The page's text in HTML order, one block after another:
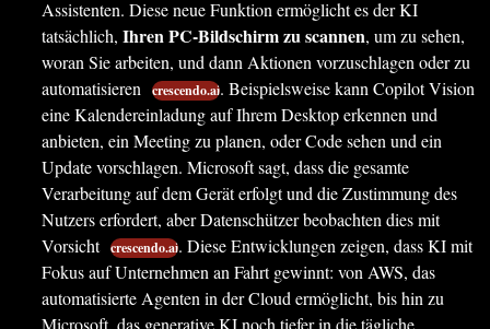
Assistenten. Diese neue Funktion ermöglicht es der KI
tatsächlich, Ihren PC-Bildschirm zu scannen, um zu sehen,
woran Sie arbeiten, und dann Aktionen vorzuschlagen oder zu
automatisieren
crescendo.ai. Beispielsweise kann Copilot Vision
eine Kalendereinladung auf Ihrem Desktop erkennen und
anbieten, ein Meeting zu planen, oder Code sehen und ein
Update vorschlagen. Microsoft sagt, dass die gesamte
Verarbeitung auf dem Gerät erfolgt und die Zustimmung des
Nutzers erfordert, aber Datenschützer beobachten dies mit
Vorsicht crescendo.ai. Diese Entwicklungen zeigen, dass KI mit
Fokus auf Unternehmen an Fahrt gewinnt: von AWS, das
automatisierte Agenten in der Cloud ermöglicht, bis hin zu
Microsoft, das generative KI noch tiefer in die tägliche